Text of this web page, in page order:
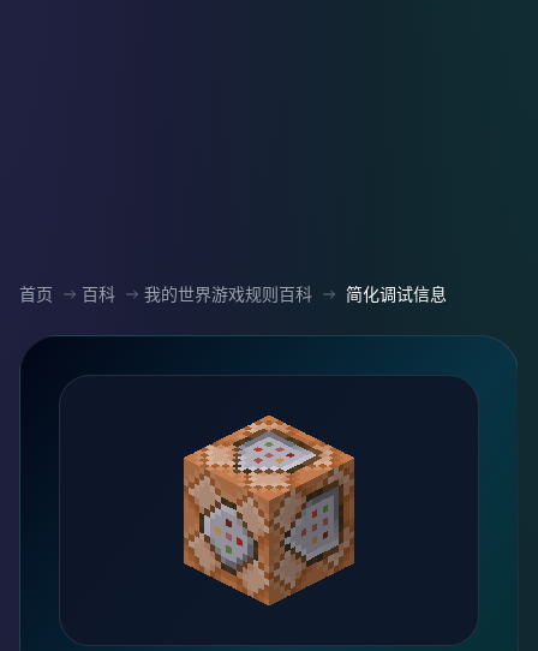
首页 百科 我的世界游戏规则百科 简化调试信息